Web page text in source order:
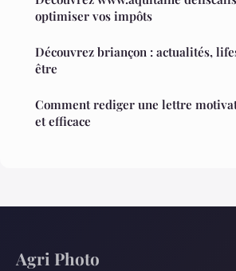
optimiser vos impôts
Découvrez briançon : actualités,
être
Comment rediger une lettre
et efficace
Agri Photo